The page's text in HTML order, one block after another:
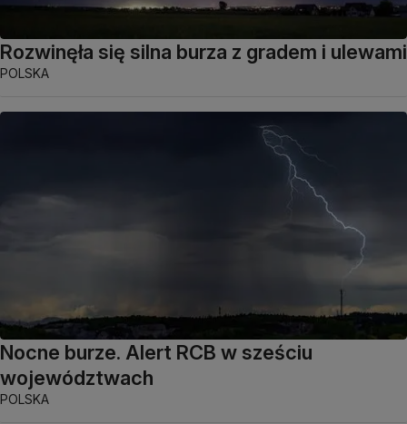
Rozwinęła się silna burza z gradem i ulewami
POLSKA
Nocne burze. Alert RCB w sześciu
województwach
POLSKA